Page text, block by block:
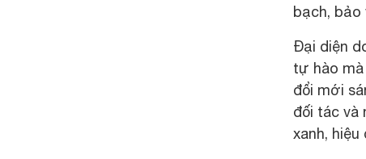
bạch, bảo
Đại diện
tự hào
đổi mới
đối tác và
xanh,